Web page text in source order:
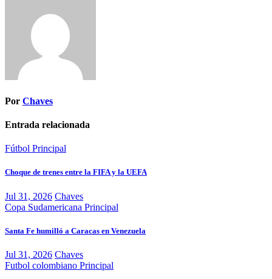
Por Chaves
Entrada relacionada
Fútbol Principal
Choque de trenes entre la FIFA y la UEFA
Jul 31, 2026 Chaves
Copa Sudamericana Principal
Santa Fe humilló a Caracas en Venezuela
Jul 31, 2026 Chaves
Futbol colombiano Principal